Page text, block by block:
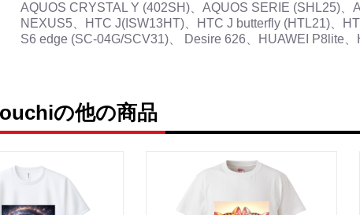
AQUOS CRYSTAL Y (402SH)、AQUOS SERIE (SHL25)
NEXUS5、HTC J(ISW13HT)、HTC J butterfly (HTL21)、
S6 edge (SC-04G/SCV31)、 Desire 626、HUAWEI P8lite
の他の商品